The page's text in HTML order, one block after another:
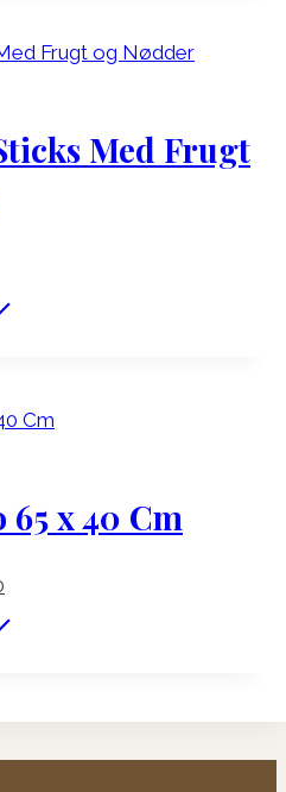
Med Frugt
x 40 Cm
aktuelle